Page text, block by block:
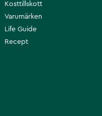
Kosttillskott
Varumärken
Life Guide
Recept